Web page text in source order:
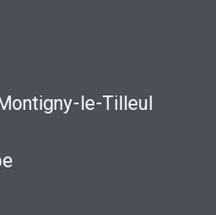
le-Tilleul